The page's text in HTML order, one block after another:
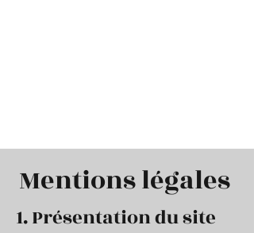
Mentions légales
1. Présentation du site